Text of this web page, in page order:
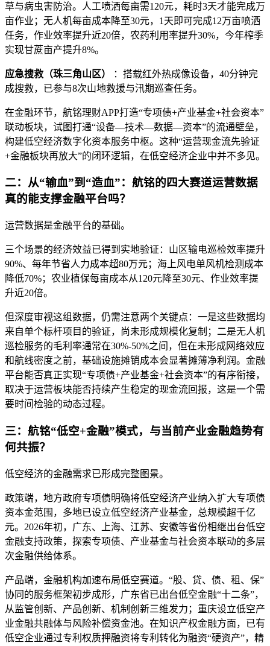
草与病虫害防治。人工喷洒每亩需120元，耗时3天才能完成万
亩作业；无人机每亩成本降至30元，1天即可完成12万亩喷洒
任务，作业效率提升近20倍，农药利用率提升30%，今年榨季
实现甘蔗亩产提升8%。
应急搜救（珠三角山区）
：搭载红外热成像设备，40分钟完
成搜救，已参与8次山地救援与汛期巡查任务。
在金融环节，航铭理财APP打造“专项债+产业基金+社会资本”
联动板块，试图打通“设备—技术—数据—资本”的流通壁垒，
构建低空经济数字化资本服务中枢。这种“运营现金流先验证
+金融板块再放大”的闭环逻辑，在低空经济企业中并不多见。
二：从“输血”到“造血”：航铭的四大赛道运营数据
真的能支撑金融平台吗？
运营数据是金融平台的基础。
三个场景的经济效益已得到实地验证：山区输电巡检效率提升
90%、每年节省人力成本超80万元；海上风电单风机检测成本
降低70%；农业植保每亩成本从120元降至30元、作业效率提
升近20倍。
但深度审视这组数据，仍需注意两个关键点：一是这些数据均
来自单个标杆项目的验证，尚未形成规模化复制；二是无人机
巡检服务的毛利率通常在30%-50%之间，但在未形成网络效应
和航线密度之前，基础设施摊销成本会显著摊薄净利润。金融
平台能否真正实现“专项债+产业基金+社会资本”的有序衔接，
取决于运营板块能否持续产生稳定的现金流回报，这是一个需
要时间检验的动态过程。
三：航铭“低空+金融”模式，与当前产业金融趋势有
何共振？
低空经济的金融需求已形成完整图景。
政策端，地方政府专项债明确将低空经济产业纳入扩大专项债
资本金范围，多地已设立低空经济产业基金，总规模超千亿
元。2026年初，广东、上海、江苏、安徽等省份相继出台低空
金融支持政策，探索专项债、产业基金与社会资本联动的多层
次金融供给体系。
产品端，金融机构加速布局低空赛道。“股、贷、债、租、保”
协同的服务框架初步成形，广东省已出台低空金融“十二条”，
从监管创新、产品创新、机制创新三维发力；重庆设立低空产
业金融共融体与风险补偿资金池。在知识产权金融方面，已有
低空企业通过专利权质押融资将专利转化为融资“硬资产”，精